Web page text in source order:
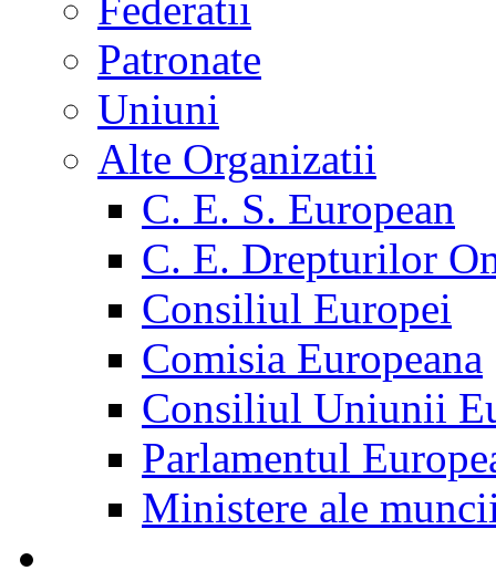
Patronate
Uniuni
Alte Organizatii
C. E. S. European
C. E. Drepturilor
Consiliul Europei
Comisia Europeana
Consiliul Uniunii
Parlamentul
Ministere ale